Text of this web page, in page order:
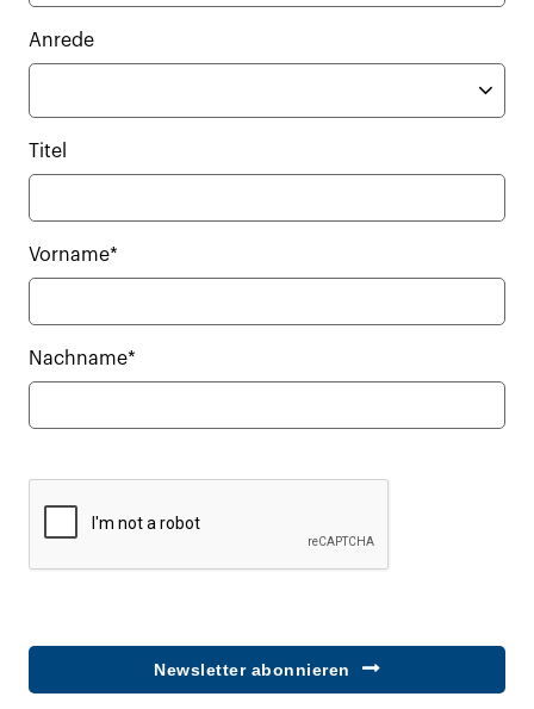
Anrede
Titel
Vorname*
Nachname*
Newsletter abonnieren